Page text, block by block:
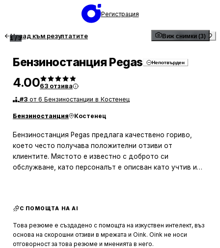
Регистрация
Назад към резултатите
1/3 Виж снимки (3)
Бензиностанция Pegas Непотвърден
4.0063 отзива
#3 от 6 Бензиностанции в Костенец
Бензиностанция Костенец
Бензиностанция Pegas предлага качествено гориво,
което често получава положителни отзиви от
клиентите. Мястото е известно с доброто си
обслужване, като персоналът е описван като учтив и
Освен горивото, бензиностанцията разполага и със
вкусно приготвена храна и отлично кафе с мляко. Това я
прави подходящо място за почивка по време на
С ПОМОЩТА НА AI
Това резюме е създадено с помощта на изкуствен интелект, въз
основа на скорошни отзиви в мрежата и Oink. Oink не носи
отговорност за това резюме и мненията в него.